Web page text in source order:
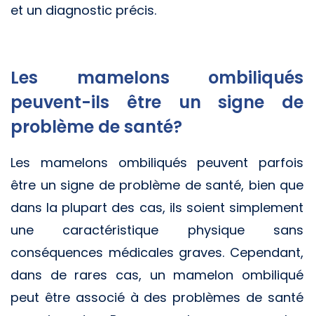
et un diagnostic précis.
Les mamelons ombiliqués
peuvent-ils être un signe de
problème de santé?
Les mamelons ombiliqués peuvent parfois
être un signe de problème de santé, bien que
dans la plupart des cas, ils soient simplement
une caractéristique physique sans
conséquences médicales graves. Cependant,
dans de rares cas, un mamelon ombiliqué
peut être associé à des problèmes de santé